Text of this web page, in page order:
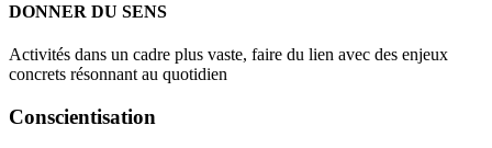
DONNER DU SENS
Activités dans un cadre plus vaste, faire du lien avec des enjeux
concrets résonnant au quotidien
Conscientisation